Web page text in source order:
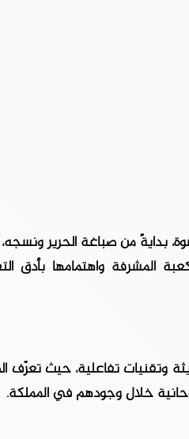
بدايةً من صباغة الحرير
المشرفة واهتمامها بأدق
وتقنيات تفاعلية، حيث تعرّف
خلال وجودهم في المملكة.